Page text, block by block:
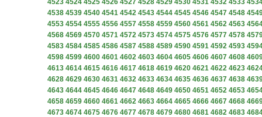
4523 4524 4525 4526 4527 4528 4529 4530 4531 4532 4533
4538 4539 4540 4541 4542 4543 4544 4545 4546 4547 4548
4553 4554 4555 4556 4557 4558 4559 4560 4561 4562 4563
4568 4569 4570 4571 4572 4573 4574 4575 4576 4577 4578
4583 4584 4585 4586 4587 4588 4589 4590 4591 4592 4593
4598 4599 4600 4601 4602 4603 4604 4605 4606 4607 4608
4613 4614 4615 4616 4617 4618 4619 4620 4621 4622 4623
4628 4629 4630 4631 4632 4633 4634 4635 4636 4637 4638
4643 4644 4645 4646 4647 4648 4649 4650 4651 4652 4653
4658 4659 4660 4661 4662 4663 4664 4665 4666 4667 4668
4673 4674 4675 4676 4677 4678 4679 4680 4681 4682 4683